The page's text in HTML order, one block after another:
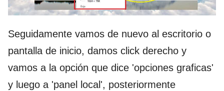
Seguidamente vamos de nuevo al escritorio o
pantalla de inicio, damos click derecho y
vamos a la opción que dice 'opciones graficas'
y luego a 'panel local', posteriormente